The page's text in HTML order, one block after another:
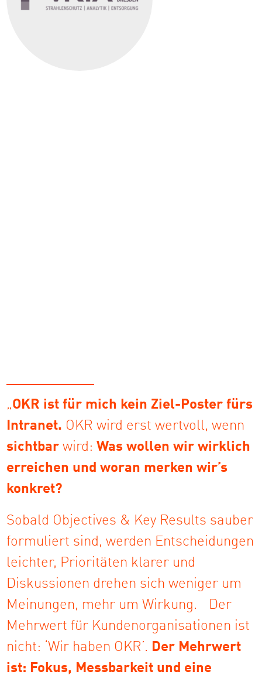
„OKR ist für mich kein Ziel-Poster fürs
Intranet. OKR wird erst wertvoll, wenn
sichtbar wird: Was wollen wir wirklich
erreichen und woran merken wir’s
konkret?
Sobald Objectives & Key Results sauber
formuliert sind, werden Entscheidungen
leichter, Prioritäten klarer und
Diskussionen drehen sich weniger um
Meinungen, mehr um Wirkung. Der
Mehrwert für Kundenorganisationen ist
nicht: ‘Wir haben OKR’. Der Mehrwert
ist: Fokus, Messbarkeit und eine